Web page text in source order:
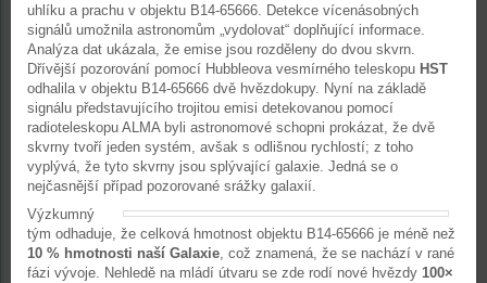
uhlíku a prachu v objektu B14-65666. Detekce vícenásobných
signálů umožnila astronomům „vydolovat“ doplňující informace.
Analýza dat ukázala, že emise jsou rozděleny do dvou skvrn.
Dřívější pozorování pomocí Hubbleova vesmírného teleskopu HST
odhalila v objektu B14-65666 dvě hvězdokupy. Nyní na základě
signálu představujícího trojitou emisi detekovanou pomocí
radioteleskopu ALMA byli astronomové schopni prokázat, že dvě
skvrny tvoří jeden systém, avšak s odlišnou rychlostí; z toho
vyplývá, že tyto skvrny jsou splývající galaxie. Jedná se o
nejčasnější případ pozorované srážky galaxií.
Výzkumný
tým odhaduje, že celková hmotnost objektu B14-65666 je méně než
10 % hmotnosti naší Galaxie, což znamená, že se nachází v rané
fázi vývoje. Nehledě na mládí útvaru se zde rodí nové hvězdy 100×